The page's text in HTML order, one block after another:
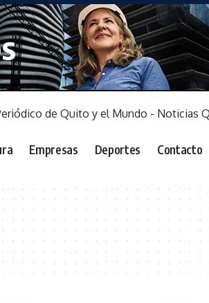
Empresas Deportes Contacto